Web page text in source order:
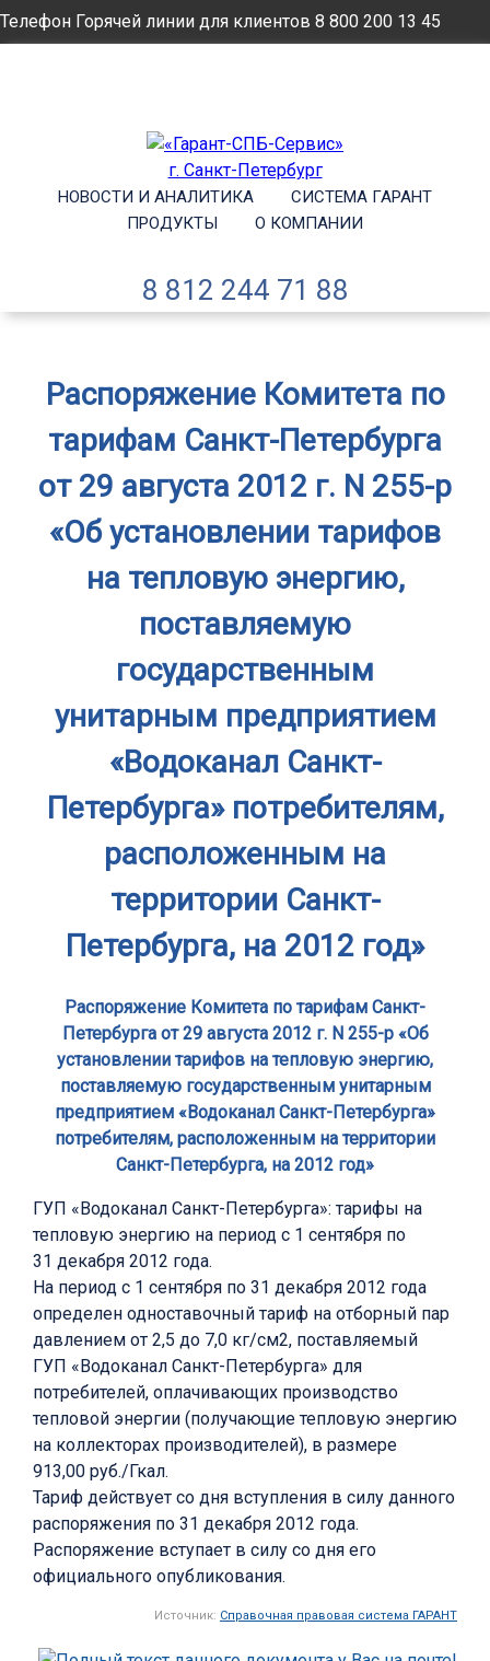
Телефон Горячей линии для клиентов 8 800 200 13 45
НОВОСТИ И АНАЛИТИКА
СИСТЕМА ГАРАНТ
ПРОДУКТЫ
О КОМПАНИИ
8 812 244 71 88
Распоряжение Комитета по
тарифам Санкт-Петербурга
от 29 августа 2012 г. N 255-р
«Об установлении тарифов
на тепловую энергию,
поставляемую
государственным
унитарным предприятием
«Водоканал Санкт-
Петербурга» потребителям,
расположенным на
территории Санкт-
Петербурга, на 2012 год»
Распоряжение Комитета по тарифам Санкт-
Петербурга от 29 августа 2012 г. N 255-р «Об
установлении тарифов на тепловую энергию,
поставляемую государственным унитарным
предприятием «Водоканал Санкт-Петербурга»
потребителям, расположенным на территории
Санкт-Петербурга, на 2012 год»
ГУП «Водоканал Санкт-Петербурга»: тарифы на
тепловую энергию на период с 1 сентября по
31 декабря 2012 года.
На период с 1 сентября по 31 декабря 2012 года
определен одноставочный тариф на отборный пар
давлением от 2,5 до 7,0 кг/см2, поставляемый
ГУП «Водоканал Санкт-Петербурга» для
потребителей, оплачивающих производство
тепловой энергии (получающие тепловую энергию
на коллекторах производителей), в размере
913,00 руб./Гкал.
Тариф действует со дня вступления в силу данного
распоряжения по 31 декабря 2012 года.
Распоряжение вступает в силу со дня его
официального опубликования.
Источник: Справочная правовая система ГАРАНТ